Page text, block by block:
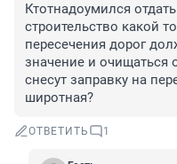
Ктотнадоумился
строительство какой
пересечения дорог
значение и очищаться
снесут заправку на
широтная?
ОТВЕТИТЬ 1